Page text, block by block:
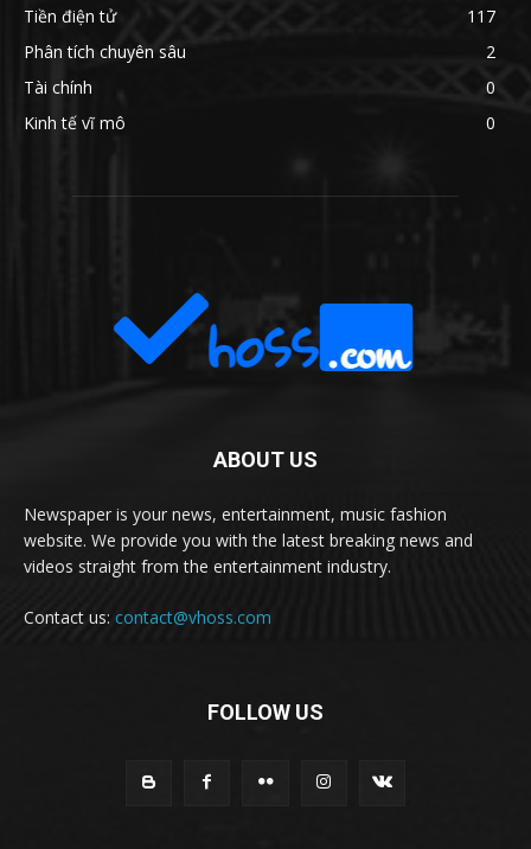
Tiền điện tử
117
Phân tích chuyên sâu
2
Tài chính
0
Kinh tế vĩ mô
0
ABOUT US
Newspaper is your news, entertainment, music fashion
website. We provide you with the latest breaking news and
videos straight from the entertainment industry.
Contact us: contact@vhoss.com
FOLLOW US